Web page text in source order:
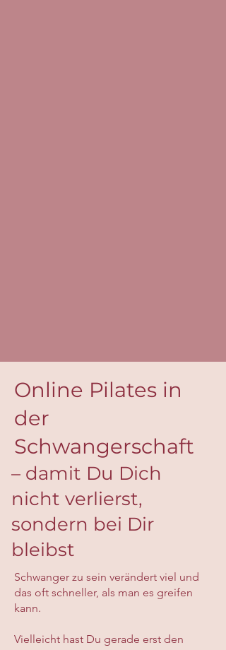
Online Pilates in
der
Schwangerschaft
– damit Du Dich
nicht verlierst,
sondern bei Dir
bleibst
Schwanger zu sein verändert viel und
das oft schneller, als man es greifen
kann.
Vielleicht hast Du gerade erst den